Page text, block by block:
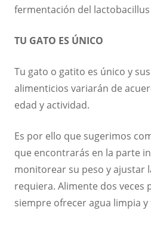
fermentación del lactobacillus
TU GATO ES ÚNICO
Tu gato o gatito es único y
alimenticios variarán de
edad y actividad.
Es por ello que sugerimos
que encontrarás en la parte
monitorear su peso y ajustar
requiera. Alimente dos veces
siempre ofrecer agua limpia y